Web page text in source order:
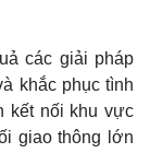
các giải pháp
khắc phục tình
kết nối khu vực
giao thông lớn